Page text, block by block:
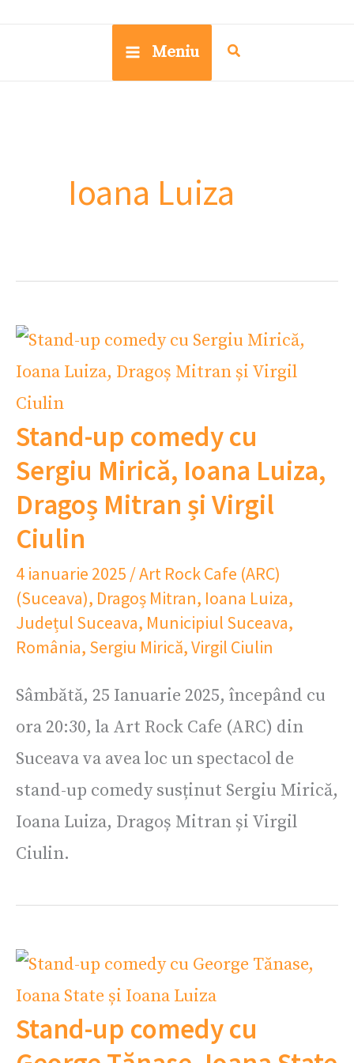
Meniu
Ioana Luiza
Stand-up comedy cu
Sergiu Mirică, Ioana Luiza,
Dragoș Mitran și Virgil
Ciulin
4 ianuarie 2025 /Art Rock Cafe (ARC)
(Suceava), Dragoș Mitran, Ioana Luiza,
Județul Suceava, Municipiul Suceava,
România, Sergiu Mirică,Virgil Ciulin
Sâmbătă, 25 Ianuarie 2025, începând cu
ora 20:30, la Art Rock Cafe (ARC) din
Suceava va avea loc un spectacol de
stand-up comedy susținut Sergiu Mirică,
Ioana Luiza, Dragoș Mitran și Virgil
Ciulin.
Stand-up comedy cu